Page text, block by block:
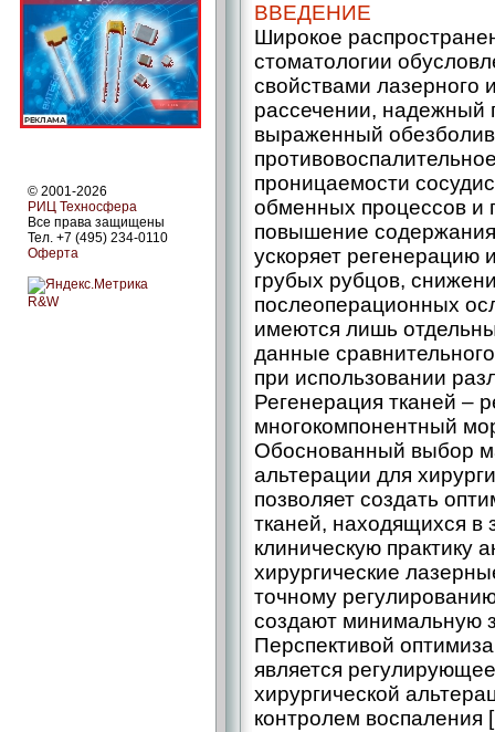
© 2001-2026
РИЦ Техносфера
Все права защищены
Тел. +7 (495) 234-0110
Оферта
R&W
ВВЕДЕНИЕ
Широкое
стоматологии
свойствами лазерного
рассечении, надежный
выраженный
проницаемости
обменных процессов и
повышение содержания
ускоряет регенерацию
грубых рубцов,
послеоперационных
имеются лишь
данные
при использовании
Регенерация тканей –
многокомпонентный
Обоснованный выбор
альтерации для
позволяет создать
тканей, находящихся в
клиническую практику
хирургические
точному
создают минимальную
Перспективой
является
хирургической
контролем воспаления